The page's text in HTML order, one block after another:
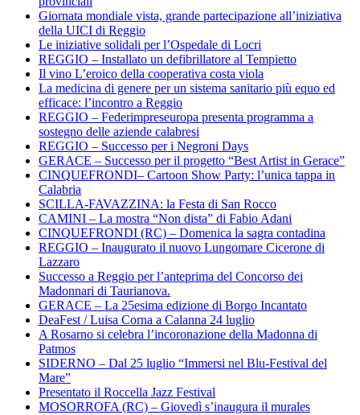
Giornata mondiale vista, grande partecipazione all’iniziativa
della UICI di Reggio
Le iniziative solidali per l’Ospedale di Locri
REGGIO – Installato un defibrillatore al Tempietto
Il vino L’eroico della cooperativa costa viola
La medicina di genere per un sistema sanitario più equo ed
efficace: l’incontro a Reggio
REGGIO – Federimpreseuropa presenta programma a
sostegno delle aziende calabresi
REGGIO – Successo per i Negroni Days
GERACE – Successo per il progetto “Best Artist in Gerace”
CINQUEFRONDI– Cartoon Show Party: l’unica tappa in
Calabria
SCILLA-FAVAZZINA: la Festa di San Rocco
CAMINI – La mostra “Non dista” di Fabio Adani
CINQUEFRONDI (RC) – Domenica la sagra contadina
REGGIO – Inaugurato il nuovo Lungomare Cicerone di
Lazzaro
Successo a Reggio per l’anteprima del Concorso dei
Madonnari di Taurianova.
GERACE – La 25esima edizione di Borgo Incantato
DeaFest / Luisa Corna a Calanna 24 luglio
A Rosarno si celebra l’incoronazione della Madonna di
Patmos
SIDERNO – Dal 25 luglio “Immersi nel Blu-Festival del
Mare”
Presentato il Roccella Jazz Festival
MOSORROFA (RC) – Giovedì s’inaugura il murales